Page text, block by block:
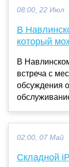
08:00, 22 Июл
В
который
В
встреча с
обсуждения
02:00, 07 Май
Складной